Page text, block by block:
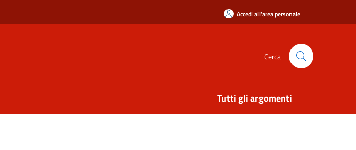
Accedi all'area personale
Cerca
Tutti gli argomenti